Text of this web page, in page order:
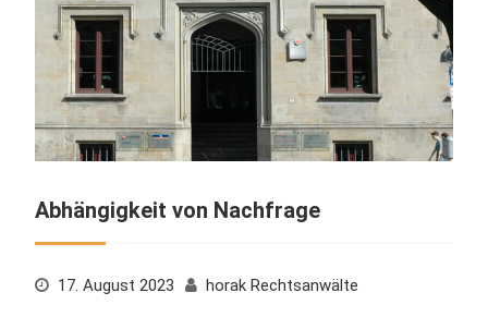
Abhängigkeit von Nachfrage
17. August 2023 horak Rechtsanwälte